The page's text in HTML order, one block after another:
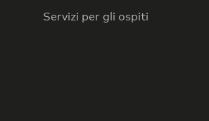
Servizi per gli ospiti